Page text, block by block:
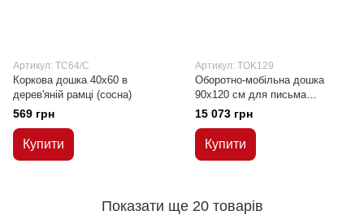
Артикул: TC64/C
Коркова дошка 40x60 в
дерев'яній рамці (сосна)
569 грн
Купити
Артикул: TOK129
Оборотно-мобільна дошка
90x120 см для письма
крейдою/лакована поверхня
(двустороння)
15 073 грн
Купити
Показати ще 20 товарів